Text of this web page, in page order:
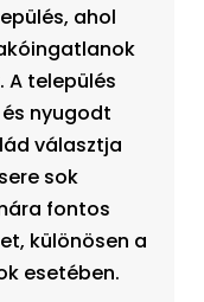
ahol
település
nyugodt
választja
sok
fontos
különösen a
esetében.